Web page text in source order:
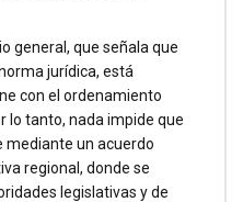
general, que señala que
jurídica, está
con el ordenamiento
lo tanto, nada impide que
mediante un acuerdo
regional, donde se
legislativas y de